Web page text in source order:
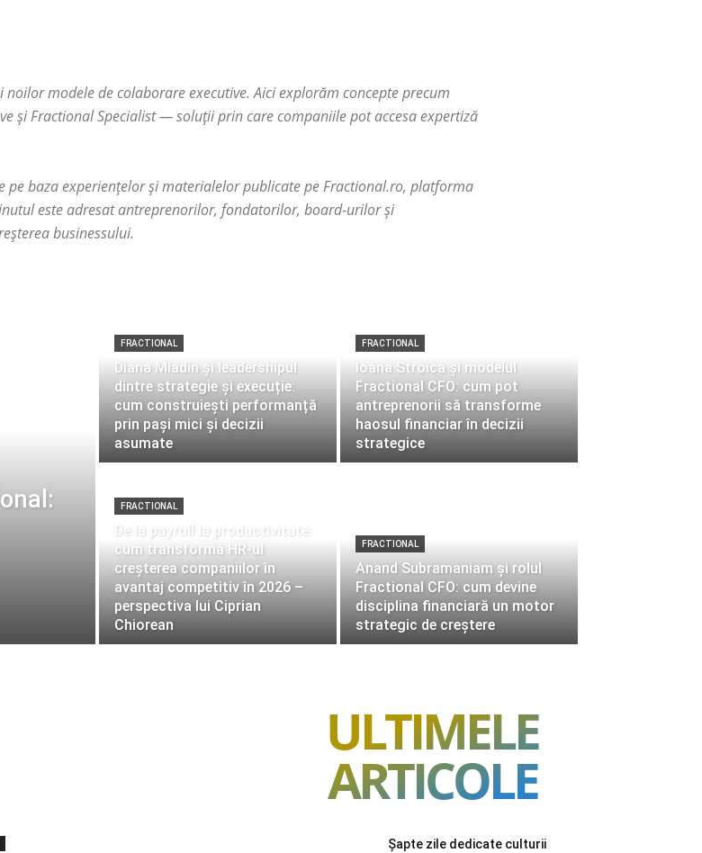
modele de colaborare executive. Aici explorăm concepte precum
șiFractional Specialist— soluții prin care companiile pot accesa expertiză
pe baza experiențelor și materialelor publicate pe Fractional.ro, platforma
este adresat antreprenorilor, fondatorilor, board-urilor și
businessului.
FRACTIONAL
Diana Mladin și leadershipul
dintre strategie și execuție:
cum construiești performanță
prin pași mici și decizii
asumate
FRACTIONAL
Ioana Stroica și modelul
Fractional CFO: cum pot
antreprenorii să transforme
haosul financiar în decizii
strategice
FRACTIONAL
De la payroll la productivitate:
cum transformă HR-ul
creșterea companiilor în
avantaj competitiv în 2026 –
perspectiva lui Ciprian
Chiorean
FRACTIONAL
Anand Subramaniam și rolul
Fractional CFO: cum devine
disciplina financiară un motor
strategic de creștere
ULTIMELE
ARTICOLE
Șapte zile dedicate culturii